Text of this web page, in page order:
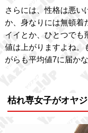
さらには、性格は悪い
か、身なりには無頓着
イイとか、ひとつでも
値は上がりますよね。
がらも平均値7に届か
枯れ専女子がオヤ